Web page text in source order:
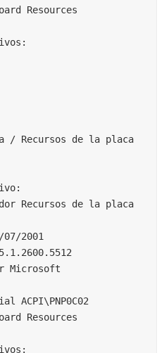
Resources
/ Recursos de la placa
Recursos de la placa
2001
Microsoft
Resources